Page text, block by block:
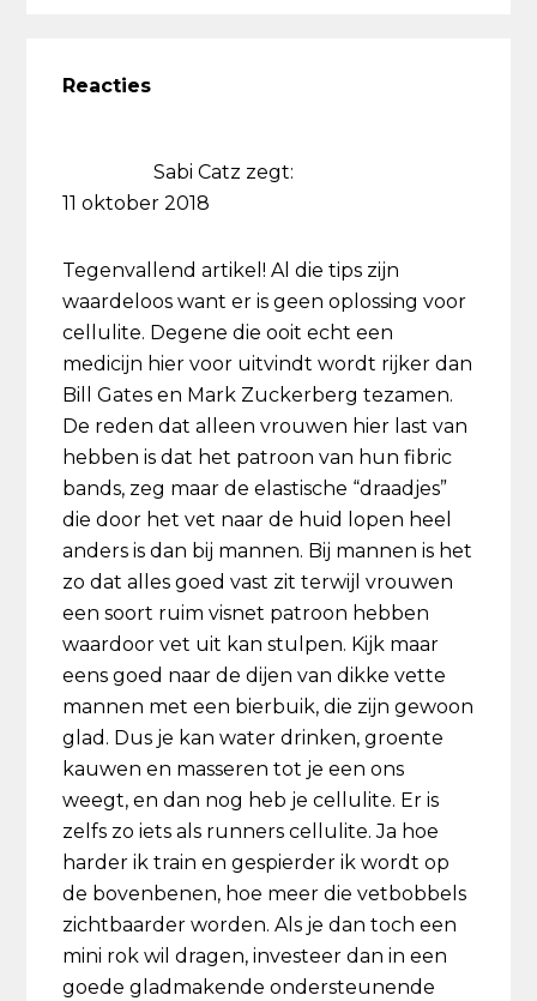
Interacties
Reacties
Sabi Catz zegt:
11 oktober 2018
Tegenvallend artikel! Al die tips zijn
waardeloos want er is geen oplossing voor
cellulite. Degene die ooit echt een
medicijn hier voor uitvindt wordt rijker dan
Bill Gates en Mark Zuckerberg tezamen.
De reden dat alleen vrouwen hier last van
hebben is dat het patroon van hun fibric
bands, zeg maar de elastische “draadjes”
die door het vet naar de huid lopen heel
anders is dan bij mannen. Bij mannen is het
zo dat alles goed vast zit terwijl vrouwen
een soort ruim visnet patroon hebben
waardoor vet uit kan stulpen. Kijk maar
eens goed naar de dijen van dikke vette
mannen met een bierbuik, die zijn gewoon
glad. Dus je kan water drinken, groente
kauwen en masseren tot je een ons
weegt, en dan nog heb je cellulite. Er is
zelfs zo iets als runners cellulite. Ja hoe
harder ik train en gespierder ik wordt op
de bovenbenen, hoe meer die vetbobbels
zichtbaarder worden. Als je dan toch een
mini rok wil dragen, investeer dan in een
goede gladmakende ondersteunende